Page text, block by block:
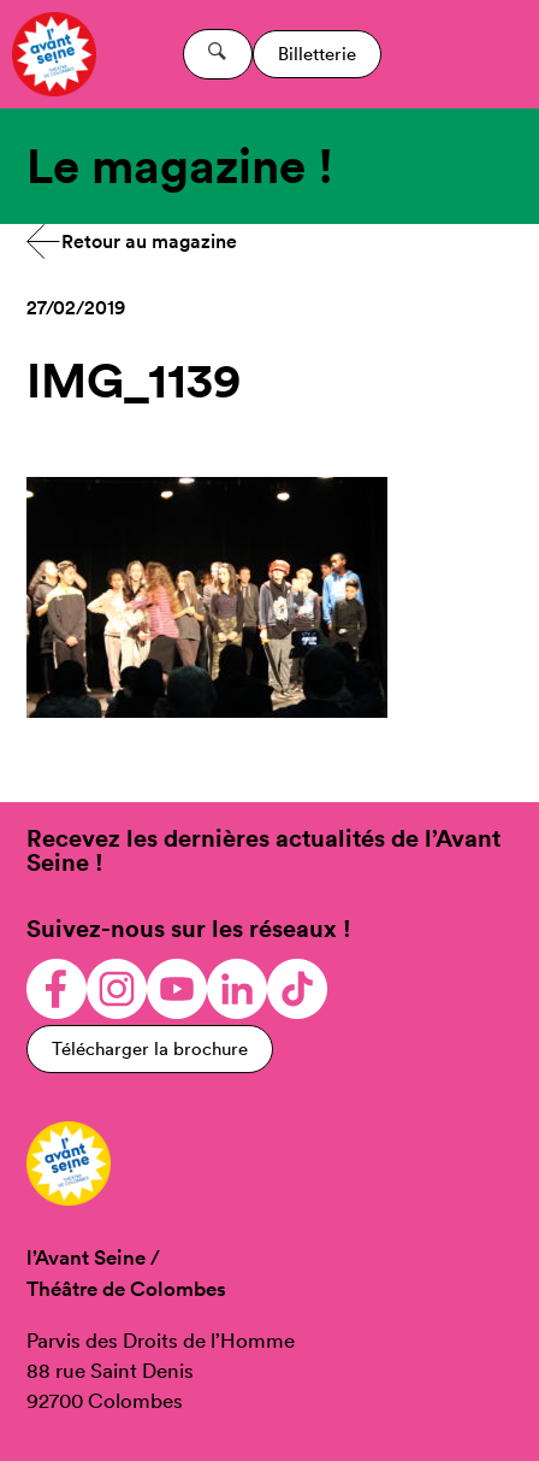
Billetterie
Le magazine !
Retour au magazine
27/02/2019
IMG_1139
Recevez les dernières actualités de l’Avant
Seine !
Suivez-nous sur les réseaux !
Télécharger la brochure
l’Avant Seine /
Théâtre de Colombes
Parvis des Droits de l’Homme
88 rue Saint Denis
92700 Colombes